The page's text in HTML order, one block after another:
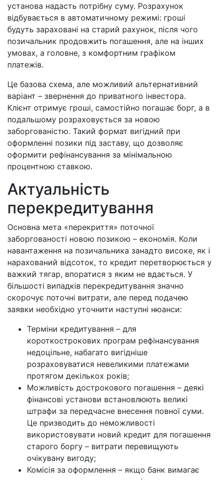
установа надасть потрібну суму. Розрахунок
відбувається в автоматичному режимі: гроші
будуть зараховані на старий рахунок, після чого
позичальник продовжить погашення, але на інших
умовах, а головне, з комфортним графіком
платежів.
Це базова схема, але можливий альтернативний
варіант – звернення до приватного інвестора.
Клієнт отримує гроші, самостійно погашає борг, а в
подальшому розраховується за новою
заборгованістю. Такий формат вигідний при
оформленні позики під заставу, що дозволяє
оформити рефінансування за мінімальною
процентною ставкою.
Актуальність
перекредитування
Основна мета «перекриття» поточної
заборгованості новою позикою – економія. Коли
навантаження на позичальника занадто високе, як і
нарахований відсоток, то кредит перетворюється у
важкий тягар, впоратися з яким не вдається. У
більшості випадків перекредитування значно
скорочує поточні витрати, але перед подачею
заявки необхідно уточнити наступні нюанси:
Терміни кредитування – для
короткострокових програм рефінансування
недоцільне, набагато вигідніше
розраховуватися невеликими платежами
протягом декількох років;
Можливість дострокового погашення – деякі
фінансові установи встановлюють великі
штрафи за передчасне внесення повної суми.
Це призводить до неможливості
використовувати новий кредит для погашення
старого боргу – витрати перевищують
очікувану вигоду;
Комісія за оформлення – якщо банк вимагає